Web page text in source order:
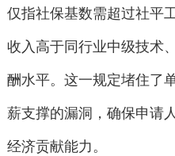
仅指社保基数需超过社平
收入高于同行业中级技术
酬水平。这一规定堵住了
薪支撑的漏洞，确保申请
经济贡献能力。